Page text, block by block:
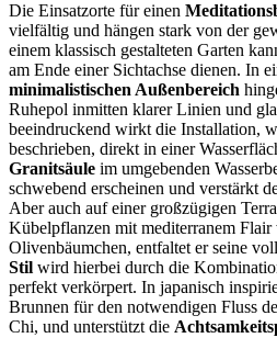
Die Einsatzorte für einen
vielfältig und hängen stark von der
einem klassisch gestalteten Garten
am Ende einer Sichtachse dienen. In
minimalistischen Außenbereich
Ruhepol inmitten klarer Linien und
beeindruckend wirkt die Installation,
beschrieben, direkt in einer
Granitsäule im umgebenden
schwebend erscheinen und verstärkt
Aber auch auf einer großzügigen
Kübelpflanzen mit mediterranem
Olivenbäumchen, entfaltet er seine
Stil wird hierbei durch die
perfekt verkörpert. In japanisch
Brunnen für den notwendigen Fluss
Chi, und unterstützt die